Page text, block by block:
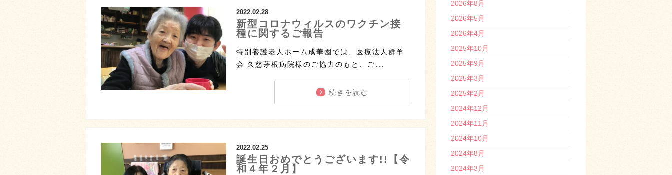
2022.02.28
新型コロナウィルスのワクチン接
種に関するご報告
特別養護老人ホーム成華園では、医療法人群羊
会 久慈茅根病院様のご協力のもと、ご...
続きを読む
2022.02.25
誕生日おめでとうございます!!【令
和４年２月】
2026年8月
2026年5月
2026年4月
2025年10月
2025年9月
2025年3月
2025年2月
2024年12月
2024年11月
2024年10月
2024年8月
2024年3月